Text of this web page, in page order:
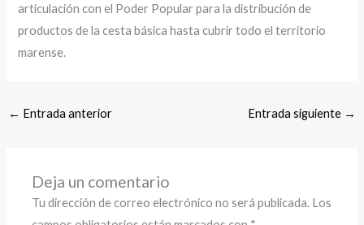
articulación con el Poder Popular para la distribución de
productos de la cesta básica hasta cubrir todo el territorio
marense.
← Entrada anterior Entrada siguiente →
Deja un comentario
Tu dirección de correo electrónico no será publicada. Los